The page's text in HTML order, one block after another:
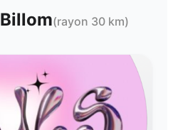
Billom(rayon 30 km)